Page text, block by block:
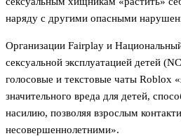
наряду с другими опасными
Организации Fairplay и
сексуальной эксплуатацией детей
голосовые и текстовые чаты Roblox
значительного вреда для детей,
насилию, позволяя взрослым
несовершеннолетними».